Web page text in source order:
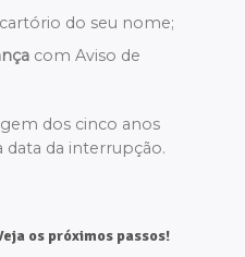
do seu nome;
com Aviso de
dos cinco anos
data da interrupção.
os próximos passos!